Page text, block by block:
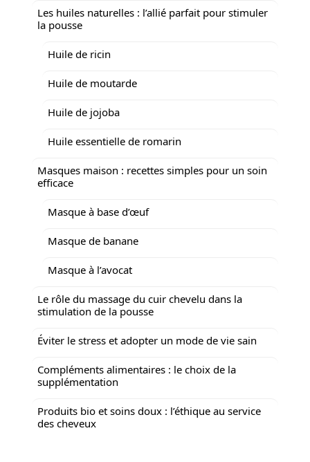
Les huiles naturelles : l’allié parfait pour stimuler
la pousse
Huile de ricin
Huile de moutarde
Huile de jojoba
Huile essentielle de romarin
Masques maison : recettes simples pour un soin
efficace
Masque à base d’œuf
Masque de banane
Masque à l’avocat
Le rôle du massage du cuir chevelu dans la
stimulation de la pousse
Éviter le stress et adopter un mode de vie sain
Compléments alimentaires : le choix de la
supplémentation
Produits bio et soins doux : l’éthique au service
des cheveux